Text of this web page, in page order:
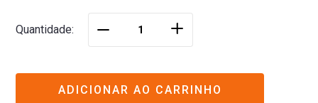
Quantidade ＋
ADICIONAR AO CARRINHO